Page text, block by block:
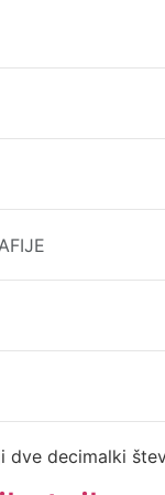
otoke. Ko je
Zato na
dve decimalki